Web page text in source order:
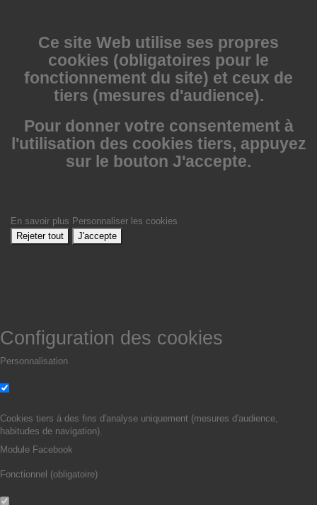
Ce site Web utilise ses propres
cookies (obligatoires pour le
fonctionnement du site) et ceux de
tiers (mesures d'audience).
Pour donner votre consentement à
l'utilisation des cookies tiers, appuyez
sur le bouton J'accepte.
En savoir plus Personnaliser les cookies
Rejeter tout
J'accepte
Configuration des cookies
Personnalisation
Cookies tiers à des fins d'analyse uniquement (mesures d'audience,
habitudes de navigation).
Module Facebook
Fonctionnel (obligatoire)